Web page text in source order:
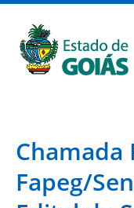
Chamada
Fapeg/